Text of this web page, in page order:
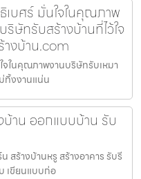
บศร์ มั่นใจในคุณภาพ
ษัทรับสร้างบ้านที่ไว้ใจ
างบ้าน.com
ในคุณภาพงานบริษัทรับเหมา
ทิ้งงานแน่น
บ้าน ออกแบบบ้าน รับ
สร้างบ้านหรู สร้างอาคาร รับรี
เขียนแบบก่อ